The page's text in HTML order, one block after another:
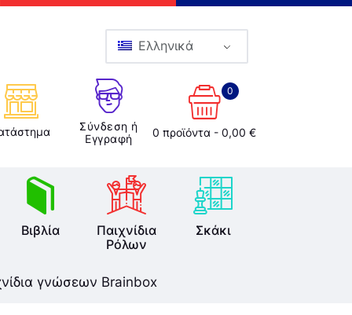
Ελληνικά
Σύνδεση ή
Εγγραφή
0 προϊόντα - 0,00 €
0
Βιβλία
Παιχνίδια
Ρόλων
Σκάκι
γνώσεων Brainbox